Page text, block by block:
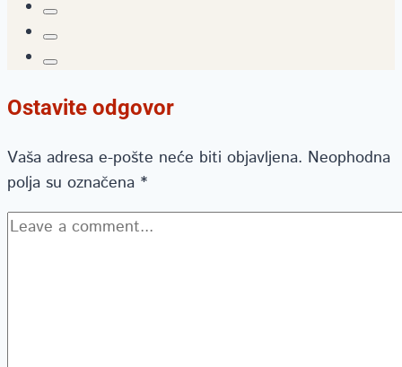
Ostavite odgovor
Vaša adresa e-pošte neće biti objavljena. Neophodna
polja su označena *